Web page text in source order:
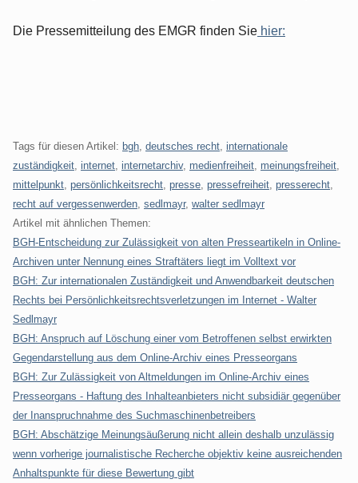
Die Pressemitteilung des EMGR finden Sie hier:
Tags für diesen Artikel: bgh deutsches recht internationale
zuständigkeit internet internetarchiv, medienfreiheit meinungsfreiheit
mittelpunkt persönlichkeitsrecht presse pressefreiheit presserecht
recht auf vergessenwerden sedlmayr, walter sedlmayr
Artikel mit ähnlichen Themen:
BGH-Entscheidung zur Zulässigkeit von alten Presseartikeln in Online-
Archiven unter Nennung eines Straftäters liegt im Volltext vor
BGH: Zur internationalen Zuständigkeit und Anwendbarkeit deutschen
Rechts bei Persönlichkeitsrechtsverletzungen im Internet - Walter
Sedlmayr
BGH: Anspruch auf Löschung einer vom Betroffenen selbst erwirkten
Gegendarstellung aus dem Online-Archiv eines Presseorgans
BGH: Zur Zulässigkeit von Altmeldungen im Online-Archiv eines
Presseorgans - Haftung des Inhalteanbieters nicht subsidiär gegenüber
der Inanspruchnahme des Suchmaschinenbetreibers
BGH: Abschätzige Meinungsäußerung nicht allein deshalb unzulässig
wenn vorherige journalistische Recherche objektiv keine ausreichenden
Anhaltspunkte für diese Bewertung gibt